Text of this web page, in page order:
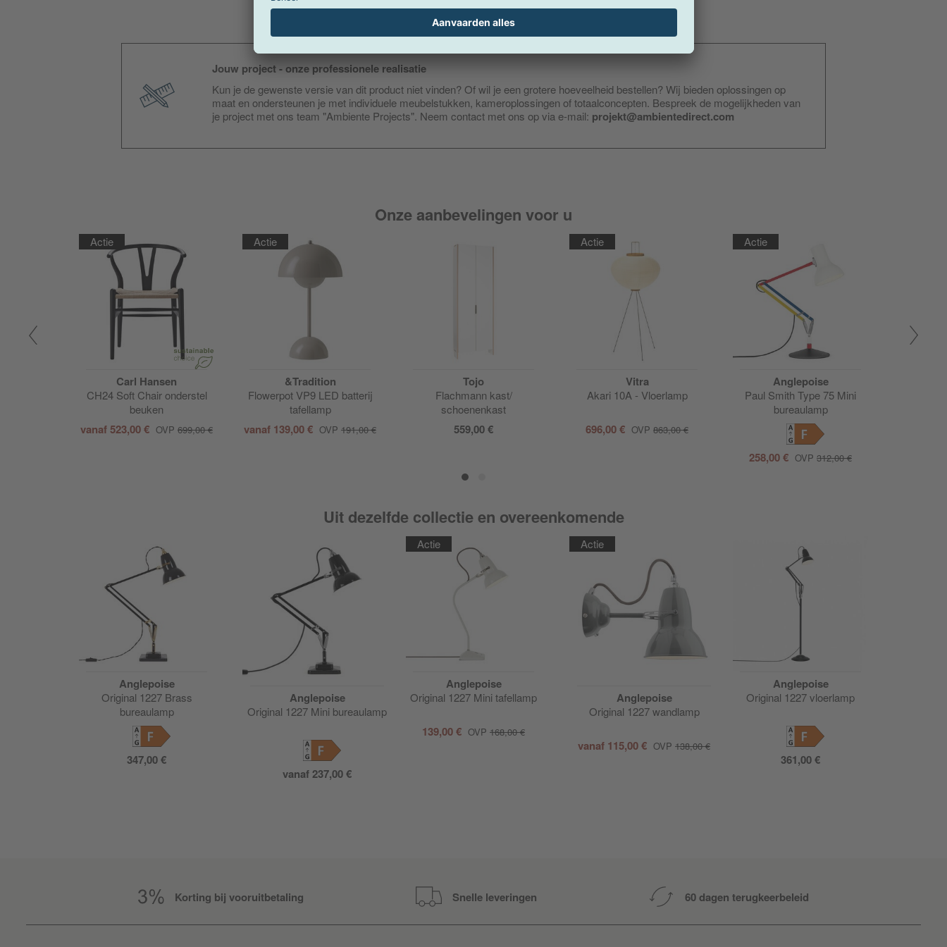
Jouw project - onze professionele realisatie
Kun je de gewenste versie van dit product niet vinden? Of wil je een grotere hoeveelheid bestellen? Wij bieden oplossingen op
maat en ondersteunen je met individuele meubelstukken, kameroplossingen of totaalconcepten. Bespreek de mogelijkheden van
je project met ons team "Ambiente Projects". Neem contact met ons op via e-mail: projekt@ambientedirect.com
Onze aanbevelingen voor u
Actie
Carl Hansen
CH24 Soft Chair onderstel
beuken
vanaf523,00 € OVP 699,00 €
Actie
&Tradition
Flowerpot VP9 LED batterij
tafellamp
vanaf 139,00 € OVP 191,00 €
Tojo
Flachmann kast/
schoenenkast
559,00 €
Actie
Vitra
Akari 10A - Vloerlamp
696,00 € OVP 863,00 €
Actie
Anglepoise
Paul Smith Type 75 Mini
bureaulamp
258,00 € OVP 312,00 €
Uit dezelfde collectie en overeenkomende
Anglepoise
Original 1227 Brass
bureaulamp
347,00 €
Anglepoise
Original 1227 Mini bureaulamp
vanaf237,00 €
Actie
Anglepoise
Original 1227 Mini tafellamp
139,00 € OVP 168,00 €
Actie
Anglepoise
Original 1227 wandlamp
vanaf 115,00 € OVP 138,00 €
Anglepoise
Original 1227 vloerlamp
361,00 €
Korting bij vooruitbetaling Snelle leveringen 60 dagen terugkeerbeleid